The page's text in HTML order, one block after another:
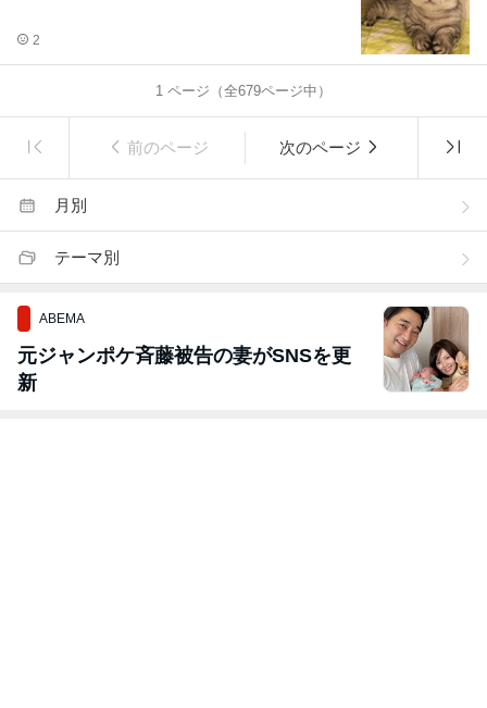
2
1 ページ（全679ページ中）
前のページ 次のページ
月別
テーマ別
ABEMA
元ジャンポケ斉藤被告の妻がSNSを更
新